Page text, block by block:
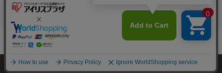
Copyright © 2001 IRISPLAZA. ALL Rights Reserved.
HOME 探す ログイン お気に入り お知らせ